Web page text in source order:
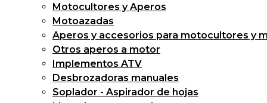
Motocultores y Aperos
Motoazadas
Aperos y accesorios para motocultores y
Otros aperos a motor
Implementos ATV
Desbrozadoras manuales
Soplador - Aspirador de hojas